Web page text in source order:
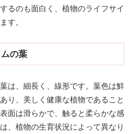
るのも面白く、植物のライフサイ
す。
の葉
は、細長く、線形です。葉色は鮮
り、美しく健康な植物であること
面は滑らかで、触ると柔らかな感
、植物の生育状況によって異なり